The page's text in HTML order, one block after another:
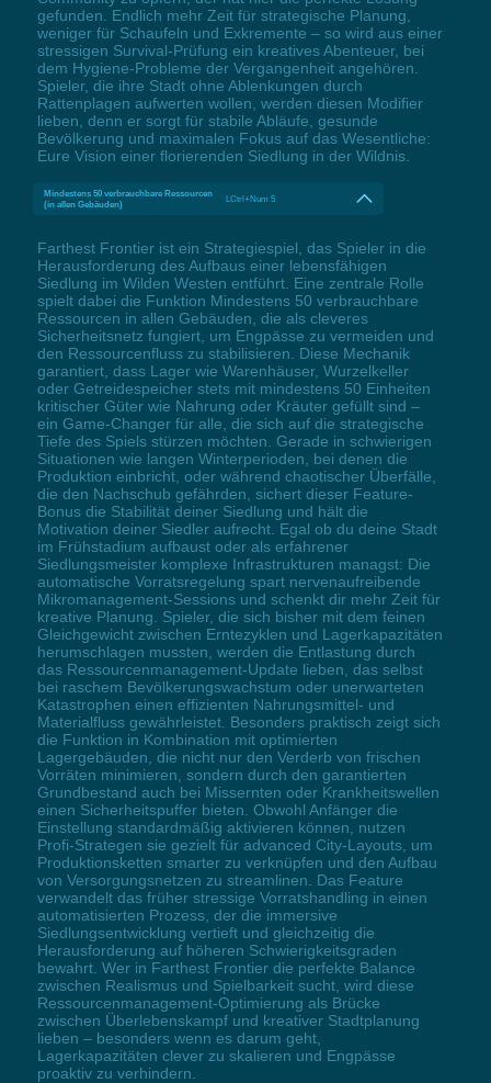
gefunden. Endlich mehr Zeit für strategische Planung,
weniger für Schaufeln und Exkremente – so wird aus einer
stressigen Survival-Prüfung ein kreatives Abenteuer, bei
dem Hygiene-Probleme der Vergangenheit angehören.
Spieler, die ihre Stadt ohne Ablenkungen durch
Rattenplagen aufwerten wollen, werden diesen Modifier
lieben, denn er sorgt für stabile Abläufe, gesunde
Bevölkerung und maximalen Fokus auf das Wesentliche:
Eure Vision einer florierenden Siedlung in der Wildnis.
Mindestens 50 verbrauchbare Ressourcen
(in allen Gebäuden)
LCtrl+Num 5
Farthest Frontier ist ein Strategiespiel, das Spieler in die
Herausforderung des Aufbaus einer lebensfähigen
Siedlung im Wilden Westen entführt. Eine zentrale Rolle
spielt dabei die Funktion Mindestens 50 verbrauchbare
Ressourcen in allen Gebäuden, die als cleveres
Sicherheitsnetz fungiert, um Engpässe zu vermeiden und
den Ressourcenfluss zu stabilisieren. Diese Mechanik
garantiert, dass Lager wie Warenhäuser, Wurzelkeller
oder Getreidespeicher stets mit mindestens 50 Einheiten
kritischer Güter wie Nahrung oder Kräuter gefüllt sind –
ein Game-Changer für alle, die sich auf die strategische
Tiefe des Spiels stürzen möchten. Gerade in schwierigen
Situationen wie langen Winterperioden, bei denen die
Produktion einbricht, oder während chaotischer Überfälle,
die den Nachschub gefährden, sichert dieser Feature-
Bonus die Stabilität deiner Siedlung und hält die
Motivation deiner Siedler aufrecht. Egal ob du deine Stadt
im Frühstadium aufbaust oder als erfahrener
Siedlungsmeister komplexe Infrastrukturen managst: Die
automatische Vorratsregelung spart nervenaufreibende
Mikromanagement-Sessions und schenkt dir mehr Zeit für
kreative Planung. Spieler, die sich bisher mit dem feinen
Gleichgewicht zwischen Erntezyklen und Lagerkapazitäten
herumschlagen mussten, werden die Entlastung durch
das Ressourcenmanagement-Update lieben, das selbst
bei raschem Bevölkerungswachstum oder unerwarteten
Katastrophen einen effizienten Nahrungsmittel- und
Materialfluss gewährleistet. Besonders praktisch zeigt sich
die Funktion in Kombination mit optimierten
Lagergebäuden, die nicht nur den Verderb von frischen
Vorräten minimieren, sondern durch den garantierten
Grundbestand auch bei Missernten oder Krankheitswellen
einen Sicherheitspuffer bieten. Obwohl Anfänger die
Einstellung standardmäßig aktivieren können, nutzen
Profi-Strategen sie gezielt für advanced City-Layouts, um
Produktionsketten smarter zu verknüpfen und den Aufbau
von Versorgungsnetzen zu streamlinen. Das Feature
verwandelt das früher stressige Vorratshandling in einen
automatisierten Prozess, der die immersive
Siedlungsentwicklung vertieft und gleichzeitig die
Herausforderung auf höheren Schwierigkeitsgraden
bewahrt. Wer in Farthest Frontier die perfekte Balance
zwischen Realismus und Spielbarkeit sucht, wird diese
Ressourcenmanagement-Optimierung als Brücke
zwischen Überlebenskampf und kreativer Stadtplanung
lieben – besonders wenn es darum geht,
Lagerkapazitäten clever zu skalieren und Engpässe
proaktiv zu verhindern.